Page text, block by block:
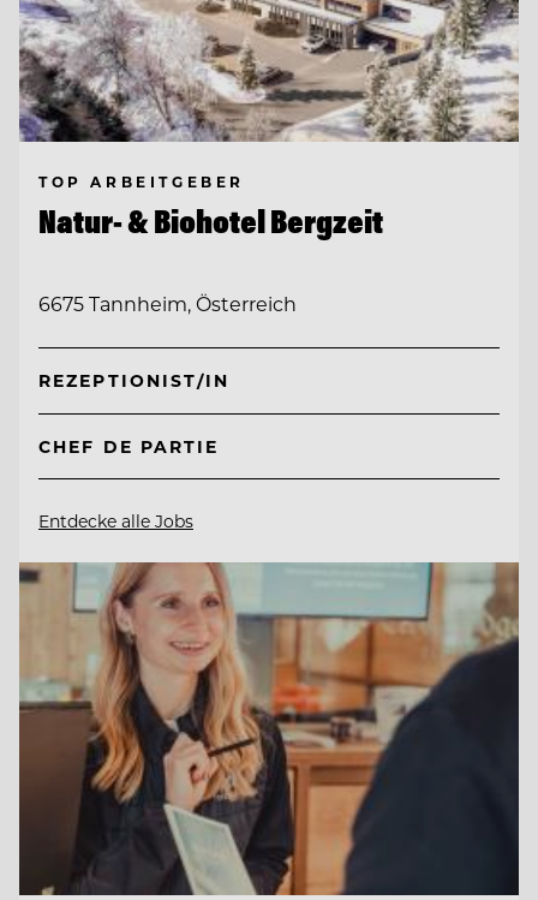
TOP ARBEITGEBER
Natur- & Biohotel Bergzeit
6675 Tannheim, Österreich
REZEPTIONIST/IN
CHEF DE PARTIE
Entdecke alle Jobs